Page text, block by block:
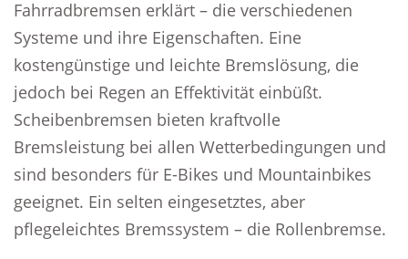
Fahrradbremsen erklärt – die verschiedenen
Systeme und ihre Eigenschaften. Eine
kostengünstige und leichte Bremslösung, die
jedoch bei Regen an Effektivität einbüßt.
Scheibenbremsen bieten kraftvolle
Bremsleistung bei allen Wetterbedingungen und
sind besonders für E-Bikes und Mountainbikes
geeignet. Ein selten eingesetztes, aber
pflegeleichtes Bremssystem – die Rollenbremse.